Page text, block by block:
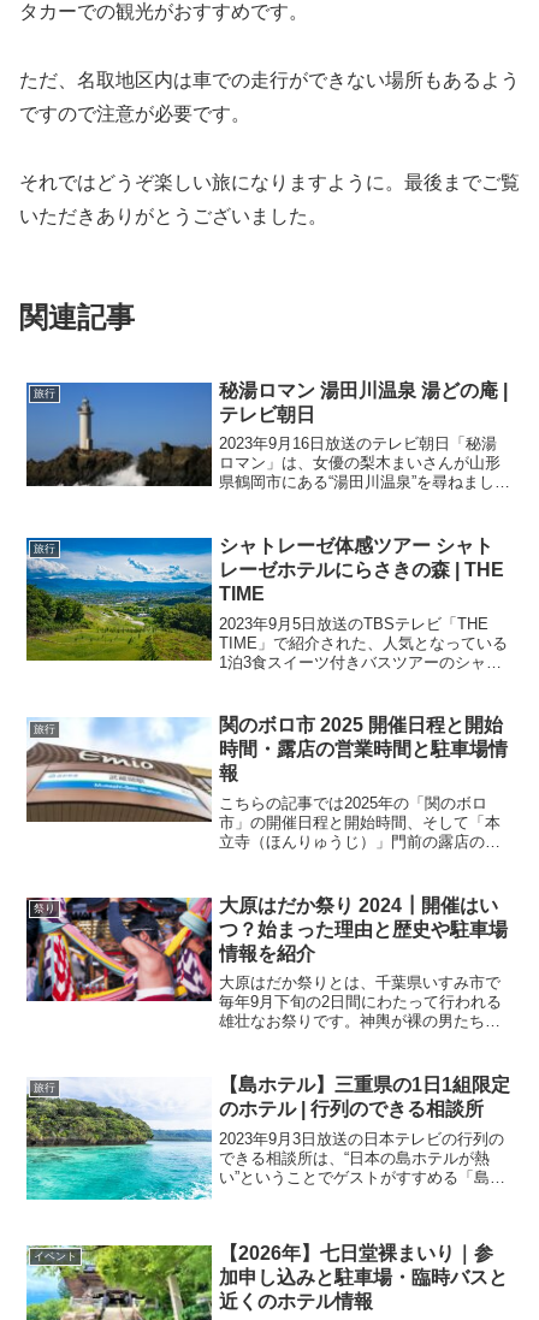
タカーでの観光がおすすめです。
ただ、名取地区内は車での走行ができない場所もあるよう
ですので注意が必要です。
それではどうぞ楽しい旅になりますように。最後までご覧
いただきありがとうございました。
関連記事
旅行
秘湯ロマン 湯田川温泉 湯どの庵 |
テレビ朝日
2023年9月16日放送のテレビ朝日「秘湯
ロマン」は、女優の梨木まいさんが山形
県鶴岡市にある“湯田川温泉”を尋ねまし
の南西に起伏する丘陵の間にある静かな
保養温泉で…
旅行
シャトレーゼ体感ツアー シャト
レーゼホテルにらさきの森 | THE
TIME
2023年9月5日放送のTBSテレビ「THE
TIME」で紹介された、人気となっている
1泊3食スイーツ付きバスツアーのシャト
置く食品メーカーで、1954年に今川焼き
風の...
旅行
関のボロ市 2025 開催日程と開始
時間・露店の営業時間と駐車場情
報
こちらの記事では2025年の「関のボロ
市」の開催日程と開始時間、そして「本
立寺（ほんりゅうじ）」門前の露店の営
る2日間とも、午前9時から夜10時までの
間は「武蔵関駅北口
祭り
大原はだか祭り 2024┃開催はい
つ？始まった理由と歴史や駐車場
情報を紹介
大原はだか祭りとは、千葉県いすみ市で
毎年9月下旬の2日間にわたって行われる
雄壮なお祭りです。神輿が裸の男たちに
十数基の神輿が一斉に海へとかつぎこま
れ、海の中を駆け巡ったか
旅行
【島ホテル】三重県の1日1組限定
のホテル | 行列のできる相談所
2023年9月3日放送の日本テレビの行列の
できる相談所は、“日本の島ホテルが熱
い”ということでゲストがすすめる「島ホ
ホテルもありましたが…
イベント
【2026年】七日堂裸まいり｜参
加申し込みと駐車場・臨時バスと
近くのホテル情報